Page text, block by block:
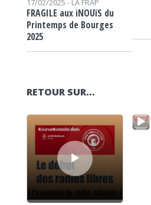
FRAGILE aux iNOUïS du
Printemps de Bourges
2025
RETOUR SUR…
Lecteur audio
Lecteur audio